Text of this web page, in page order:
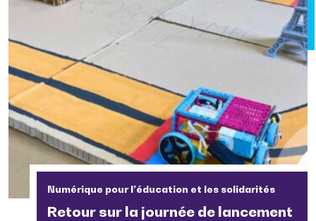
Numérique pour l’éducation et les solidarités
Retour sur la journée de lancement